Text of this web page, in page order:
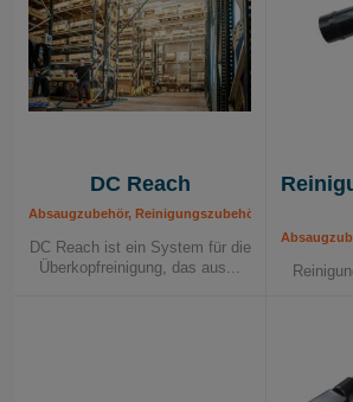
Ø 76 Reinigungszubehör:
Einsatz für verschiedene
Materialförderungsaufgaben.
DC Reach
Absaugzubehör, Reinigungszubehör
DC Reach ist ein System für die
Überkopfreinigung, das aus...